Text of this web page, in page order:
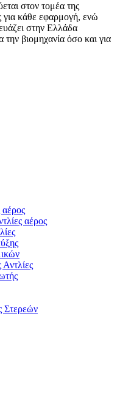
στον τομέα της
για κάθε εφαρμογή, ενώ
στην Ελλάδα
την βιομηχανία όσο και για
αέρος
αέρος
Στερεών